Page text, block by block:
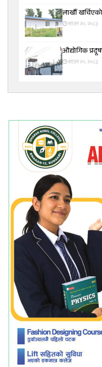
लाखौँ
साउन २०, २०८३
औद्योगिक
साउन २०, २०८३